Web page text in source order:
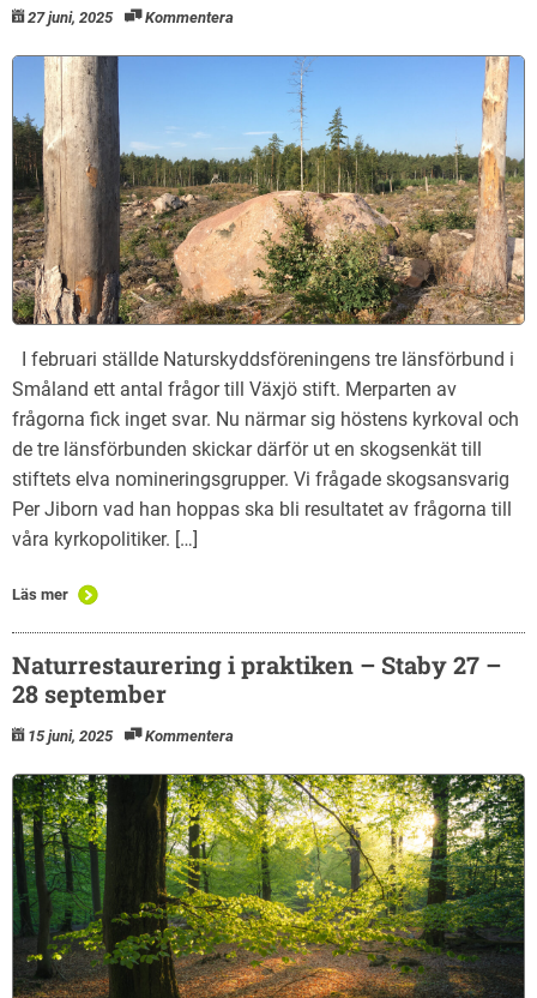
27 juni, 2025 Kommentera
I februari ställde Naturskyddsföreningens tre länsförbund i
Småland ett antal frågor till Växjö stift. Merparten av
frågorna fick inget svar. Nu närmar sig höstens kyrkoval och
de tre länsförbunden skickar därför ut en skogsenkät till
stiftets elva nomineringsgrupper. Vi frågade skogsansvarig
Per Jiborn vad han hoppas ska bli resultatet av frågorna till
våra kyrkopolitiker. […]
Läs mer
Naturrestaurering i praktiken – Staby 27 –
28 september
15 juni, 2025 Kommentera